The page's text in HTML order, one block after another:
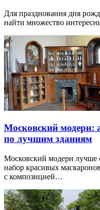
Для празднования дня
найти множество
Московский модерн:
по лучшим зданиям
Московский модерн лучше
набор красивых
с композицией…